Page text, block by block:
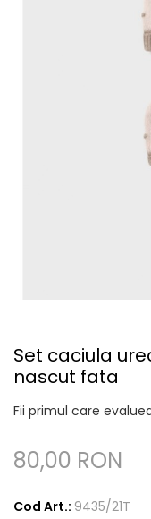
Set caciula
nascut fata
Fii primul care
80,00 RON
Cod Art.: 9435/21T